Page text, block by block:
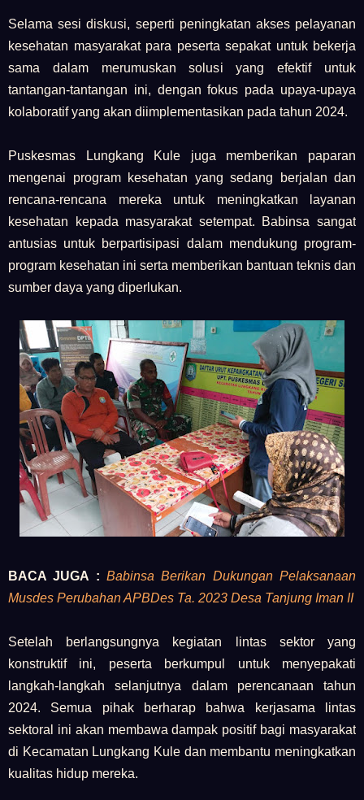
Selama sesi diskusi, seperti peningkatan akses pelayanan
kesehatan masyarakat para peserta sepakat untuk bekerja
sama dalam merumuskan solusi yang efektif untuk
tantangan-tantangan ini, dengan fokus pada upaya-upaya
kolaboratif yang akan diimplementasikan pada tahun 2024.
Puskesmas Lungkang Kule juga memberikan paparan
mengenai program kesehatan yang sedang berjalan dan
rencana-rencana mereka untuk meningkatkan layanan
kesehatan kepada masyarakat setempat. Babinsa sangat
antusias untuk berpartisipasi dalam mendukung program-
program kesehatan ini serta memberikan bantuan teknis dan
sumber daya yang diperlukan.
BACA JUGA : Babinsa Berikan Dukungan Pelaksanaan
Musdes Perubahan APBDes Ta. 2023 Desa Tanjung Iman II
Setelah berlangsungnya kegiatan lintas sektor yang
konstruktif ini, peserta berkumpul untuk menyepakati
langkah-langkah selanjutnya dalam perencanaan tahun
2024. Semua pihak berharap bahwa kerjasama lintas
sektoral ini akan membawa dampak positif bagi masyarakat
di Kecamatan Lungkang Kule dan membantu meningkatkan
kualitas hidup mereka.